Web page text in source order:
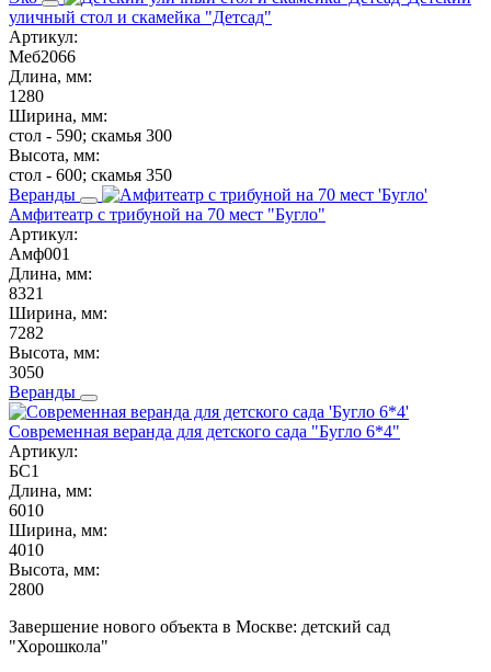
уличный стол и скамейка "Детсад"
Артикул:
Меб2066
Длина, мм:
1280
Ширина, мм:
стол - 590; скамья 300
Высота, мм:
стол - 600; скамья 350
Веранды
Амфитеатр с трибуной на 70 мест "Бугло"
Артикул:
Амф001
Длина, мм:
8321
Ширина, мм:
7282
Высота, мм:
3050
Веранды
Современная веранда для детского сада "Бугло 6*4"
Артикул:
БС1
Длина, мм:
6010
Ширина, мм:
4010
Высота, мм:
2800
Завершение нового объекта в Москве: детский сад
"Хорошкола"